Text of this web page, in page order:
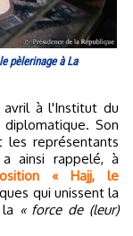
pèlerinage à La
Son
les représentants
ainsi rappelé, à
« Hajj, le
qui unissent la
« force de (leur)